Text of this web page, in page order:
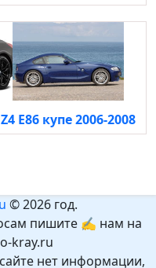
Z4 E86 купе 2006-2008
© 2026 год.
пишите ✍ нам на
kray.ru
нет информации,